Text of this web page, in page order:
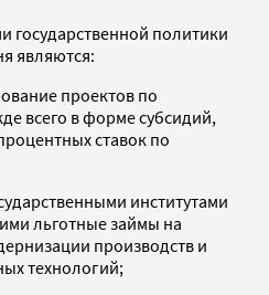
политики
являются:
проектов по
всего в форме субсидий,
ставок по
институтами
льготные займы на
производств и
технологий;